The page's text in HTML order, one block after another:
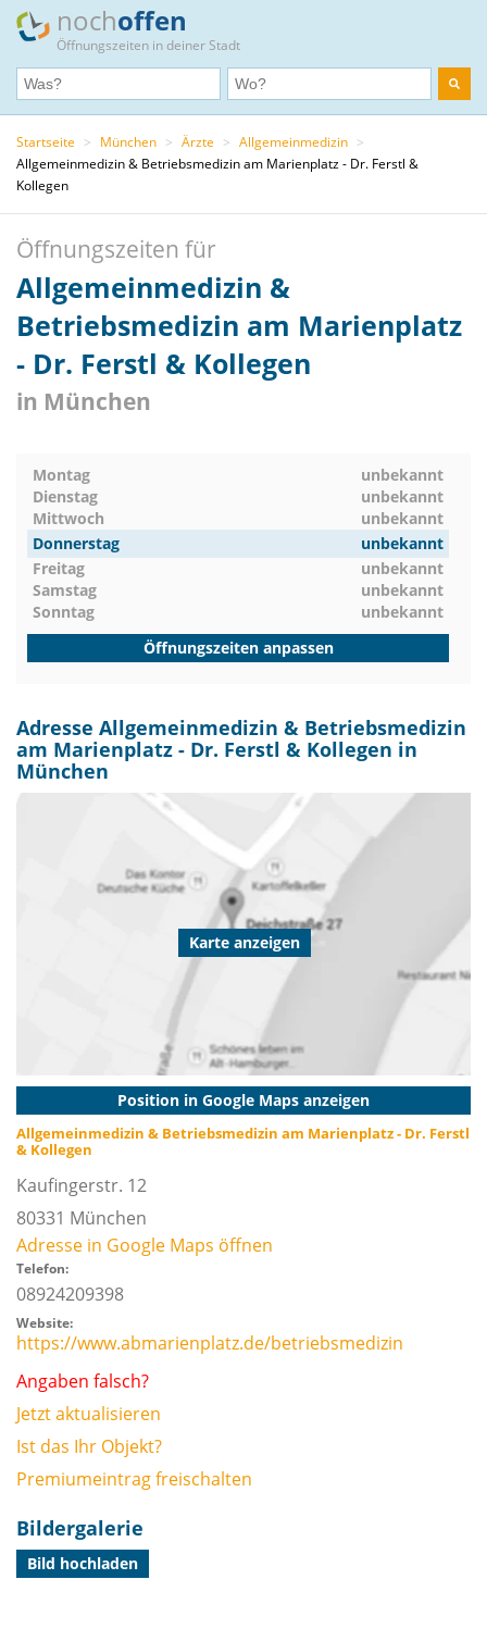
nochoffen
Öffnungszeiten in deiner Stadt
Startseite > München > Ärzte > Allgemeinmedizin >
Allgemeinmedizin & Betriebsmedizin am Marienplatz - Dr. Ferstl &
Kollegen
Öffnungszeiten für
Allgemeinmedizin &
Betriebsmedizin am Marienplatz
- Dr. Ferstl & Kollegen
in München
Montag
unbekannt
Dienstag
unbekannt
Mittwoch
unbekannt
Donnerstag
unbekannt
Freitag
unbekannt
Samstag
unbekannt
Sonntag
unbekannt
Öffnungszeiten anpassen
Adresse Allgemeinmedizin & Betriebsmedizin
am Marienplatz - Dr. Ferstl & Kollegen in
München
Karte anzeigen
Position in Google Maps anzeigen
Allgemeinmedizin & Betriebsmedizin am Marienplatz - Dr. Ferstl
& Kollegen
Kaufingerstr. 12
80331 München
Adresse in Google Maps öffnen
Telefon:
08924209398
Website:
https://www.abmarienplatz.de/betriebsmedizin
Angaben falsch?
Jetzt aktualisieren
Ist das Ihr Objekt?
Premiumeintrag freischalten
Bildergalerie
Bild hochladen